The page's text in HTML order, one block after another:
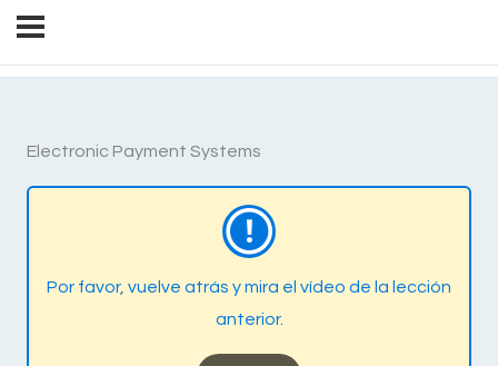
Electronic Payment Systems
Por favor, vuelve atrás y mira el vídeo de la lección
anterior.